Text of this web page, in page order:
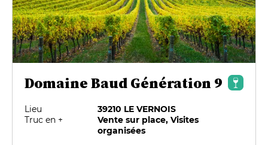
Domaine Baud Génération 9
Lieu
39210 LE VERNOIS
Truc en +
Vente sur place, Visites
organisées